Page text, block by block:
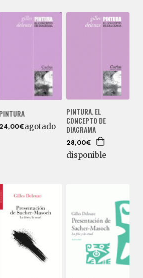
PINTURA
24,00€agotado
PINTURA. EL
CONCEPTO DE
DIAGRAMA
28,00€
disponible